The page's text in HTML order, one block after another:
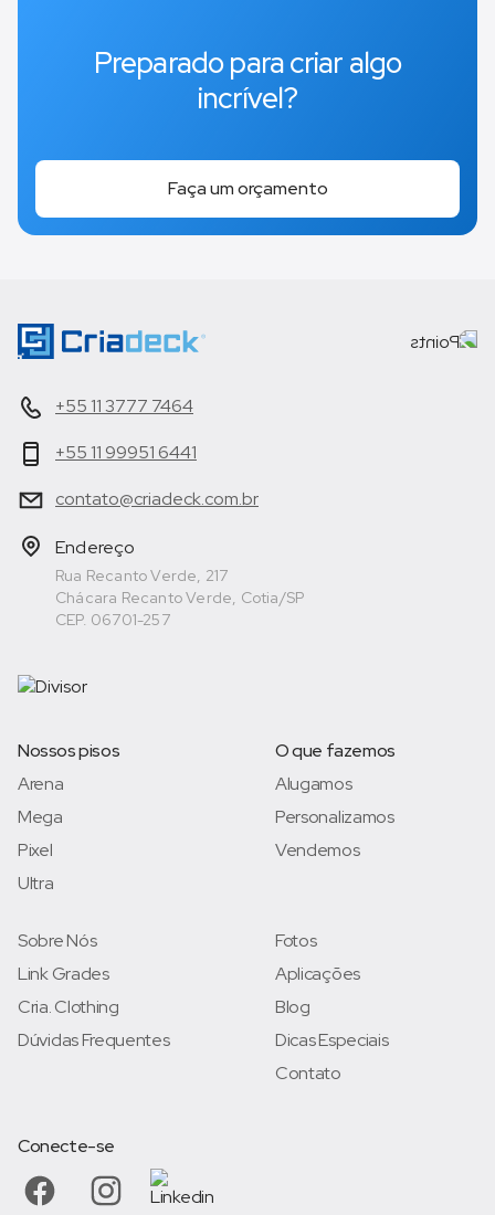
Preparado para criar algo
incrível?
Faça um orçamento
+55 11 3777 7464
+55 11 99951 6441
contato@criadeck.com.br
Endereço
Rua Recanto Verde, 217
Chácara Recanto Verde, Cotia/SP
CEP. 06701-257
Nossos pisos
Arena
Mega
Pixel
Ultra
O que fazemos
Alugamos
Personalizamos
Vendemos
Sobre Nós
Link Grades
Cria. Clothing
Dúvidas Frequentes
Fotos
Aplicações
Blog
Dicas Especiais
Contato
Conecte-se